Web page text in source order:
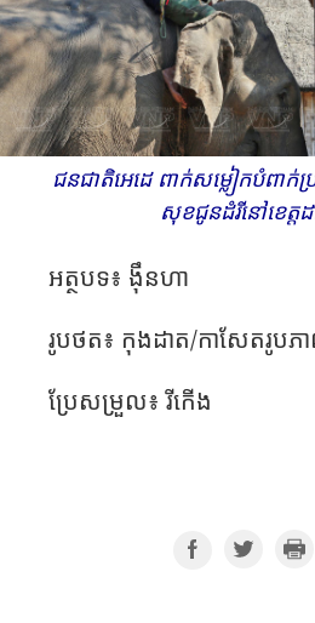
ជនជាតិ​អេដេ​ ពាក់​សម្លៀកបំពា
សុខ​ជូន​ដំរី​នៅ​ខេត្ត​
អត្ថបទ៖ ង៉ឹន​ហា
រូបថត៖ កុង​ដាត​/កាសែតរូប
ប្រែសម្រួល​៖ រីកើង​